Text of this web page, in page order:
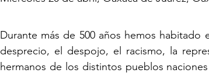
Durante más de 500 años hemos
desprecio, el despojo, el racismo, la
hermanos de los distintos pueblos